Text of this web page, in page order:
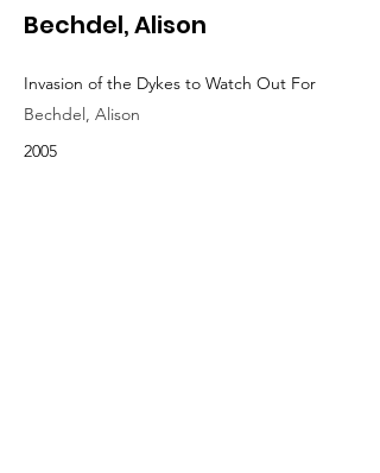
Bechdel, Alison
Invasion of the Dykes to Watch Out For
Bechdel, Alison
2005